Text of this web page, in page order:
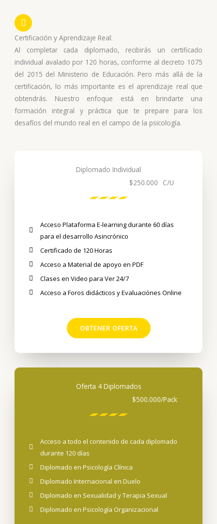
Certificación y Aprendizaje Real:
Al completar cada diplomado, recibirás un certificado
individual avalado por 120 horas, conforme al decreto 1075
del 2015 del Ministerio de Educación. Pero más allá de la
certificación, lo más importante es el aprendizaje real que
obtendrás. Nuestro enfoque está en brindarte una
formación integral y práctica que te prepare para los
desafíos del mundo real en el campo de la psicología.
Diplomado Individual
$250.000
C/U
Acceso Plataforma E-learning durante 60 días
para el desarrollo Asincrónico
Certificado de 120 Horas
Acceso a Material de apoyo en PDF
Clases en Video para Ver 24/7
Acceso a Foros didácticos y Evaluaciónes Online
OBTENER OFERTA
Oferta 4 Diplomados
$500.000/Pack
Acceso a todo el contenido de cada diplomado
durante 120 días
Diplomado en Psicología Clínica
Diplomado Internacional en Duelo
Diplomado en Sexualidad y Terapia Sexual
Diplomado en Psicología Organizacional